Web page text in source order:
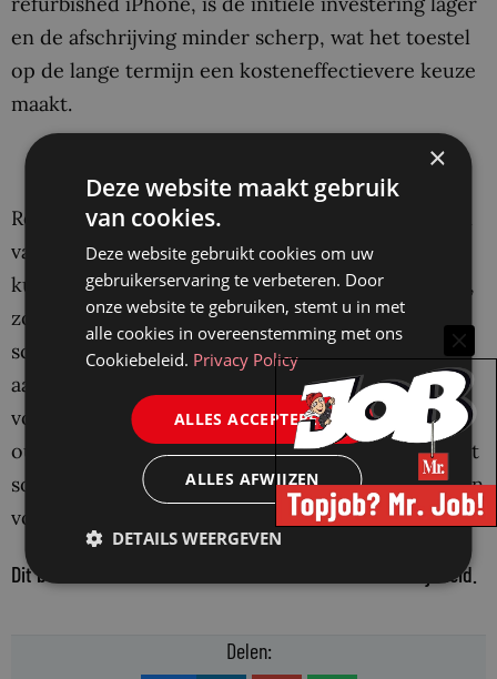
en de afschrijving minder scherp, wat het toestel
op de lange termijn een kosteneffectievere keuze
maakt.
Refurbished iPhones zijn vaak premium modellen
van eerdere jaren. Dit betekent dat juristen
kunnen profiteren van de hoogwaardige functies,
zoals een uitstekend camerasysteem voor het
scannen van documenten of het maken van
aantekeningen, zonder de hoofdprijs te betalen
voor het nieuwste model.Bovendien blijven deze
oudere modellen vaak jarenlang ondersteund met
software-updates, waardoor ze net zo capabel zijn
voor dagelijks professioneel gebruik.
Dit bericht valt buiten de redactionele verantwoordelijkheid.
Delen:
×
Deze website maakt gebruik
van cookies.
Deze website gebruikt cookies om uw
gebruikerservaring te verbeteren. Door
onze website te gebruiken, stemt u in met
alle cookies in overeenstemming met ons
Cookiebeleid. Privacy Policy
ALLES ACCEPTEREN
ALLES AFWIJZEN
DETAILS WEERGEVEN